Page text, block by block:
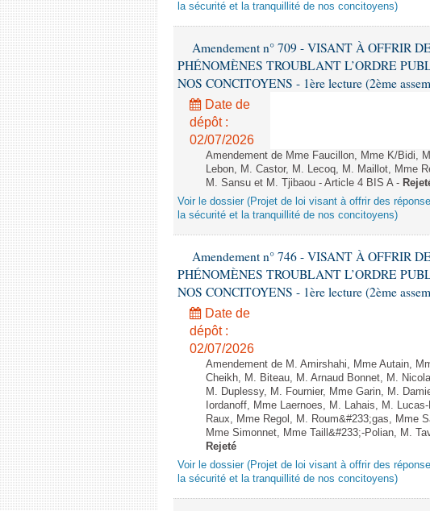
la sécurité et la tranquillité de nos concitoyens)
Amendement n° 709 - VISANT À OFFRIR
PHÉNOMÈNES TROUBLANT L’ORDRE
NOS CONCITOYENS - 1ère lecture (2ème
Date de
dépôt :
02/07/2026
Amendement de Mme Faucillon, Mme K/Bidi,
Lebon, M. Castor, M. Lecoq, M. Maillot, Mme
M. Sansu et M. Tjibaou - Article 4 BIS A -
Voir le dossier (Projet de loi visant à offrir des
la sécurité et la tranquillité de nos concitoyens)
Amendement n° 746 - VISANT À OFFRIR
PHÉNOMÈNES TROUBLANT L’ORDRE
NOS CONCITOYENS - 1ère lecture (2ème
Date de
dépôt :
02/07/2026
Amendement de M. Amirshahi, Mme Autain,
Cheikh, M. Biteau, M. Arnaud Bonnet, M.
M. Duplessy, M. Fournier, Mme Garin, M.
Iordanoff, Mme Laernoes, M. Lahais, M.
Raux, Mme Regol, M. Roum&#233;gas, Mme
Mme Simonnet, Mme Taill&#233;-Polian, M.
Rejeté
Voir le dossier (Projet de loi visant à offrir des
la sécurité et la tranquillité de nos concitoyens)